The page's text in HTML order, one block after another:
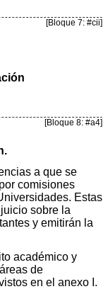
[Bloque 7: #cii]
[Bloque 8: #a4]
a que se
comisiones
Estas
sobre la
y emitirán la
académico y
de
en el anexo I.